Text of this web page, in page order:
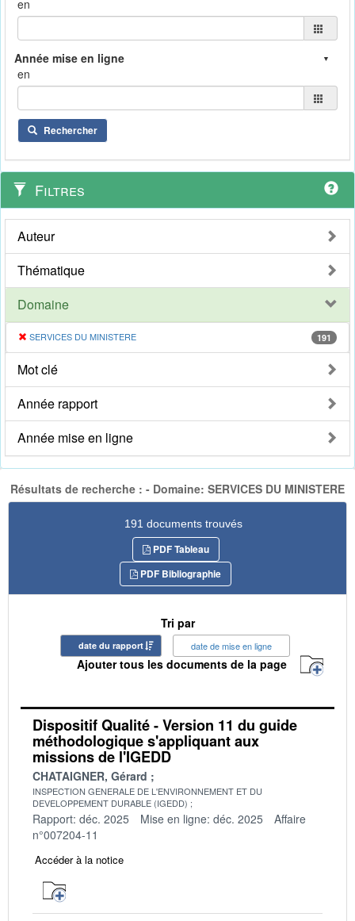
en
en
Rechercher
Filtres
Auteur
Thématique
Domaine
SERVICES DU MINISTERE 191
Mot clé
Année rapport
Année mise en ligne
Résultats de recherche : - Domaine: SERVICES DU MINISTERE
191 documents trouvés
PDF Tableau
PDF Bibliographie
Tri par
date du rapport date de mise en ligne
Ajouter tous les documents de la page
Dispositif Qualité - Version 11 du guide
méthodologique s'appliquant aux
missions de l'IGEDD
CHATAIGNER, Gérard
INSPECTION GENERALE DE L'ENVIRONNEMENT ET DU
DEVELOPPEMENT DURABLE (IGEDD)
Rapport: déc. 2025 Mise en ligne: déc. 2025
Affaire
n°007204-11
Accéder à la notice